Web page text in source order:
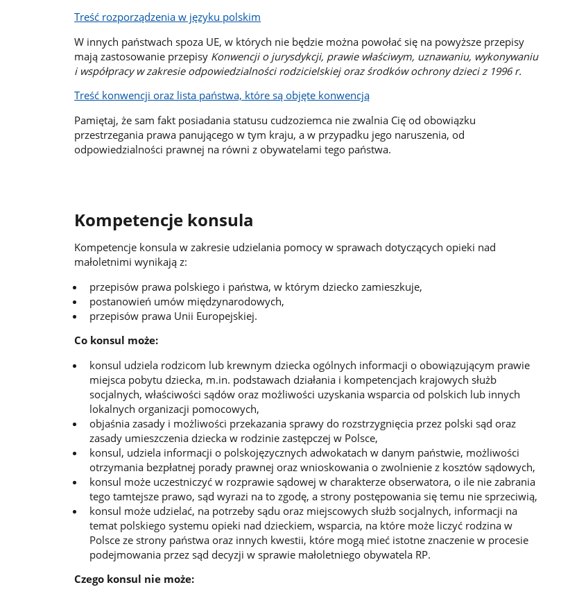
Treść rozporządzenia w języku polskim
W innych państwach spoza UE, w których nie będzie można powołać się na powyższe przepisy
mają zastosowanie przepisy Konwencji o jurysdykcji, prawie właściwym, uznawaniu, wykonywaniu
i współpracy w zakresie odpowiedzialności rodzicielskiej oraz środków ochrony dzieci z 1996 r.
Treść konwencji oraz lista państwa, które są objęte konwencją
Pamiętaj, że sam fakt posiadania statusu cudzoziemca nie zwalnia Cię od obowiązku
przestrzegania prawa panującego w tym kraju, a w przypadku jego naruszenia, od
odpowiedzialności prawnej na równi z obywatelami tego państwa.
Kompetencje konsula
Kompetencje konsula w zakresie udzielania pomocy w sprawach dotyczących opieki nad
małoletnimi wynikają z:
przepisów prawa polskiego i państwa, w którym dziecko zamieszkuje,
postanowień umów międzynarodowych,
przepisów prawa Unii Europejskiej.
Co konsul może:
konsul udziela rodzicom lub krewnym dziecka ogólnych informacji o obowiązującym prawie
miejsca pobytu dziecka, m.in. podstawach działania i kompetencjach krajowych służb
socjalnych, właściwości sądów oraz możliwości uzyskania wsparcia od polskich lub innych
lokalnych organizacji pomocowych,
objaśnia zasady i możliwości przekazania sprawy do rozstrzygnięcia przez polski sąd oraz
zasady umieszczenia dziecka w rodzinie zastępczej w Polsce,
konsul, udziela informacji o polskojęzycznych adwokatach w danym państwie, możliwości
otrzymania bezpłatnej porady prawnej oraz wnioskowania o zwolnienie z kosztów sądowych,
konsul może uczestniczyć w rozprawie sądowej w charakterze obserwatora, o ile nie zabrania
tego tamtejsze prawo, sąd wyrazi na to zgodę, a strony postępowania się temu nie sprzeciwią,
konsul może udzielać, na potrzeby sądu oraz miejscowych służb socjalnych, informacji na
temat polskiego systemu opieki nad dzieckiem, wsparcia, na które może liczyć rodzina w
Polsce ze strony państwa oraz innych kwestii, które mogą mieć istotne znaczenie w procesie
podejmowania przez sąd decyzji w sprawie małoletniego obywatela RP.
Czego konsul nie może: